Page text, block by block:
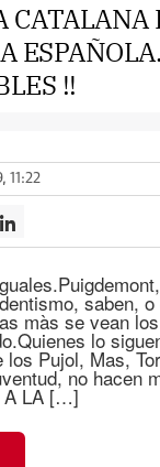
ESPAÑOLA.
!!
11:22
saben,
màs se vean
lo
los Pujol, Mas,
no hacen
A LA […]